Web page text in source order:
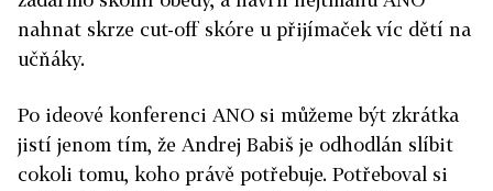
nahnat skrze cut-off skóre u přijímaček víc dětí na
učňáky.
Po ideové konferenci ANO si můžeme být zkrátka
jistí jenom tím, že Andrej Babiš je odhodlán slíbit
cokoli tomu, koho právě potřebuje. Potřeboval si